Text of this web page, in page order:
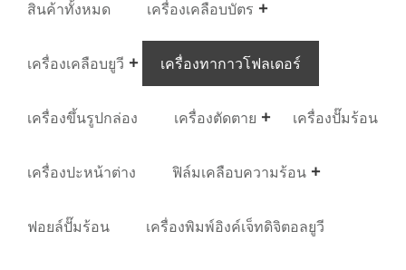
สินค้าทั้งหมด เครื่องเคลือบบัตร
เครื่องเคลือบยูวี เครื่องทากาวโฟลเดอร์
เครื่องขึ้นรูปกล่อง เครื่องตัดตาย เครื่องปั๊มร้อน
เครื่องปะหน้าต่าง ฟิล์มเคลือบความร้อน
ฟอยล์ปั๊มร้อน เครื่องพิมพ์อิงค์เจ็ทดิจิตอลยูวี